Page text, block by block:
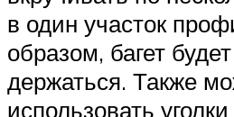
в один участок
образом, багет
держаться. Также
использовать